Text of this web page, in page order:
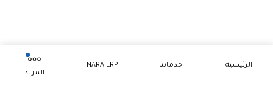
الرئيسية خدماتنا
NARA ERP
المزيد